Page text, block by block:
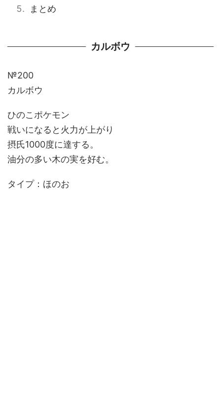
まとめ
カルボウ
№200
カルボウ
ひのこポケモン
戦いになると火力が上がり
摂氏1000度に達する。
油分の多い木の実を好む。
タイプ：ほのお